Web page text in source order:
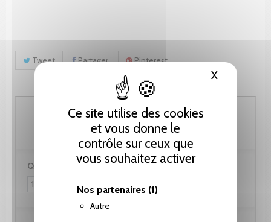
Ce site utilise des cookies
et vous donne le
contrôle sur ceux que
vous souhaitez activer
Nos partenaires (1)
Autre
XMasquer
Tweet Partager Pinterest
256.50 CHF
Quantité :